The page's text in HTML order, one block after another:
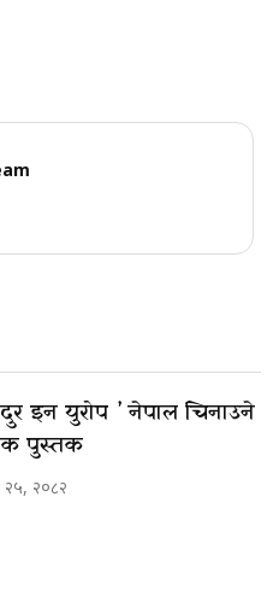
इन युरोप ’ नेपाल चिनाउने
पुस्तक
२०८२